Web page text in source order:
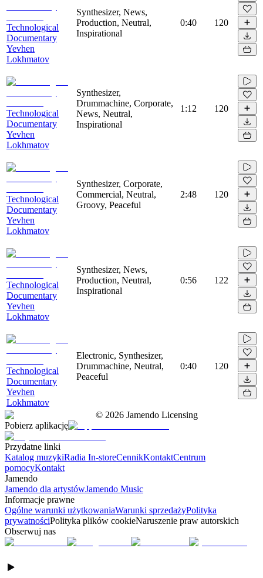
Technological
Documentary
Yevhen
Lokhmatov
Synthesizer, News,
Production, Neutral,
Inspirational
0:40 120
Technological
Documentary
Yevhen
Lokhmatov
Synthesizer,
Drummachine, Corporate,
News, Neutral,
Inspirational
1:12 120
Technological
Documentary
Yevhen
Lokhmatov
Synthesizer, Corporate,
Commercial, Neutral,
Groovy, Peaceful
2:48 120
Technological
Documentary
Yevhen
Lokhmatov
Synthesizer, News,
Production, Neutral,
Inspirational
0:56 122
Technological
Documentary
Yevhen
Lokhmatov
Electronic, Synthesizer,
Drummachine, Neutral,
Peaceful
0:40 120
© 2026 Jamendo Licensing
Pobierz aplikację
Przydatne linki
Katalog muzykiRadia In-storeCennikKontaktCentrum
pomocyKontakt
Jamendo
Jamendo dla artystówJamendo Music
Informacje prawne
Ogólne warunki użytkowaniaWarunki sprzedażyPolityka
prywatnościPolityka plików cookieNaruszenie praw autorskich
Obserwuj nas